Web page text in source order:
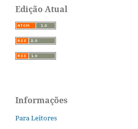
Edição Atual
Informações
Para Leitores